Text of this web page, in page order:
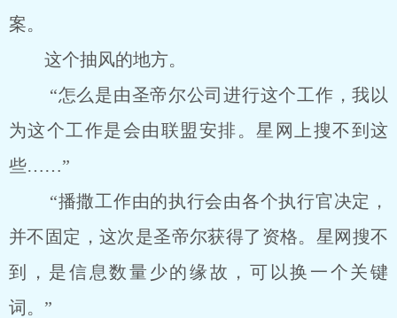
案。
这个抽风的地方。
“怎么是由圣帝尔公司进行这个工作，我以
为这个工作是会由联盟安排。星网上搜不到这
些……”
“播撒工作由的执行会由各个执行官决定，
并不固定，这次是圣帝尔获得了资格。星网搜不
到，是信息数量少的缘故，可以换一个关键
词。”